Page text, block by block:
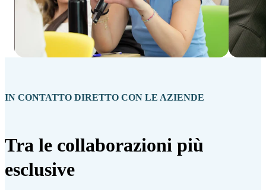
IN CONTATTO DIRETTO CON LE AZIENDE
Tra le collaborazioni più
esclusive